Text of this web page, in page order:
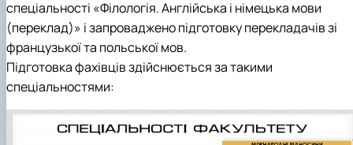
спеціальності «Філологія. Англійська і німецька мови
(переклад)» і запроваджено підготовку перекладачів зі
французької та польської мов.
Підготовка фахівців здійснюється за такими
спеціальностями: